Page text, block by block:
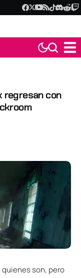
regresan con
quienes son, pero